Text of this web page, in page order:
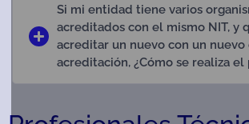
Si mi entidad tiene varios
acreditados con el mismo NIT, y
acreditar un nuevo con un
acreditación, ¿Cómo se realiza el